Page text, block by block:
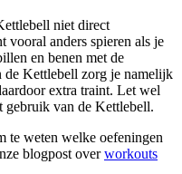
niet direct
vooral anders spieren als je
en benen met de
Kettlebell zorg je namelijk
extra traint. Let wel
gebruik van de Kettlebell.
te weten welke oefeningen
blogpost overworkouts